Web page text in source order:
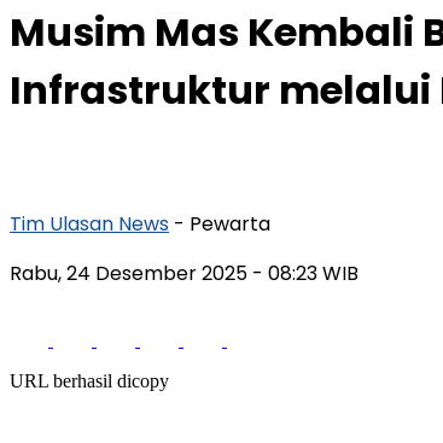
Musim Mas Kembali
Infrastruktur melalui
Tim Ulasan News - Pewarta
Rabu, 24 Desember 2025 - 08:23 WIB
URL berhasil dicopy